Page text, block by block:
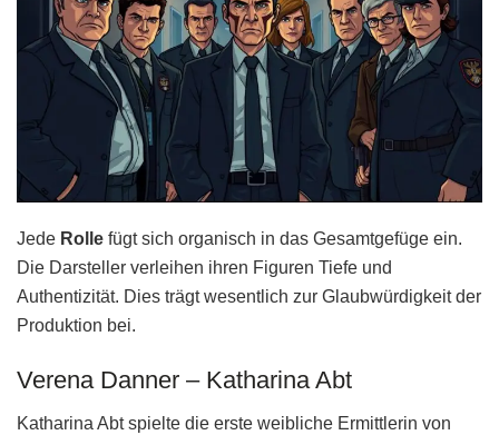
Jede Rolle fügt sich organisch in das Gesamtgefüge ein.
Die Darsteller verleihen ihren Figuren Tiefe und
Authentizität. Dies trägt wesentlich zur Glaubwürdigkeit der
Produktion bei.
Verena Danner – Katharina Abt
Katharina Abt spielte die erste weibliche Ermittlerin von